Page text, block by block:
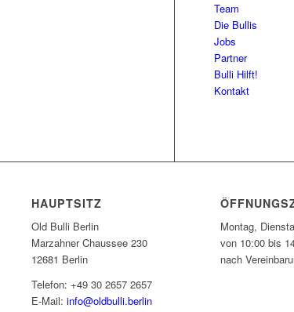
Team
Die Bullis
Jobs
Partner
Bulli Hilft!
Kontakt
HAUPTSITZ
Old Bulli Berlin
Marzahner Chaussee 230
12681 Berlin
Telefon: +49 30 2657 2657
E-Mail:info@oldbulli.berlin
Montag,
von 10:00 bis
nach